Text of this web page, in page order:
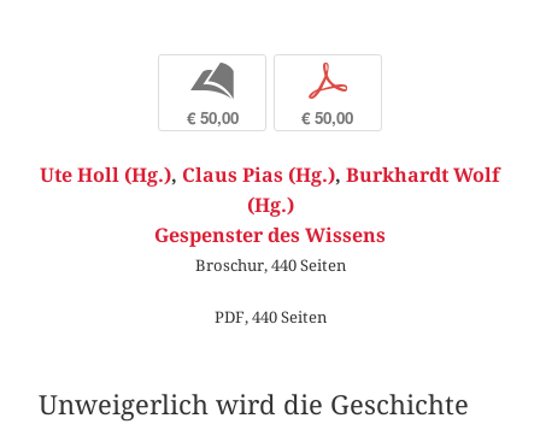
b
€ 50,00
p
€ 50,00
Ute Holl (Hg.), Claus Pias (Hg.), Burkhardt Wolf
(Hg.)
Gespenster des Wissens
Broschur, 440 Seiten
PDF, 440 Seiten
Unweigerlich wird die Geschichte